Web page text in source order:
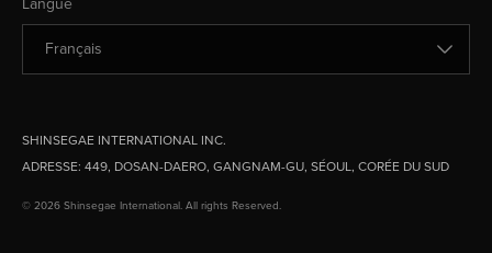
SHINSEGAE INTERNATIONAL INC.
ADRESSE: 449, DOSAN-DAERO, GANGNAM-GU, SÉOUL, CORÉE DU SUD
© 2026 Shinsegae International. All rights Reserved.